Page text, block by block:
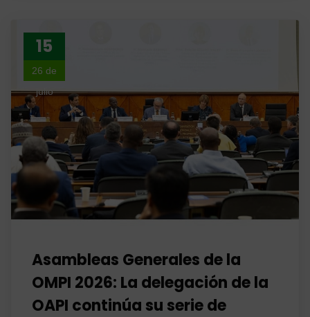
15
26 de
julio
Asambleas Generales de la
OMPI 2026: La delegación de la
OAPI continúa su serie de